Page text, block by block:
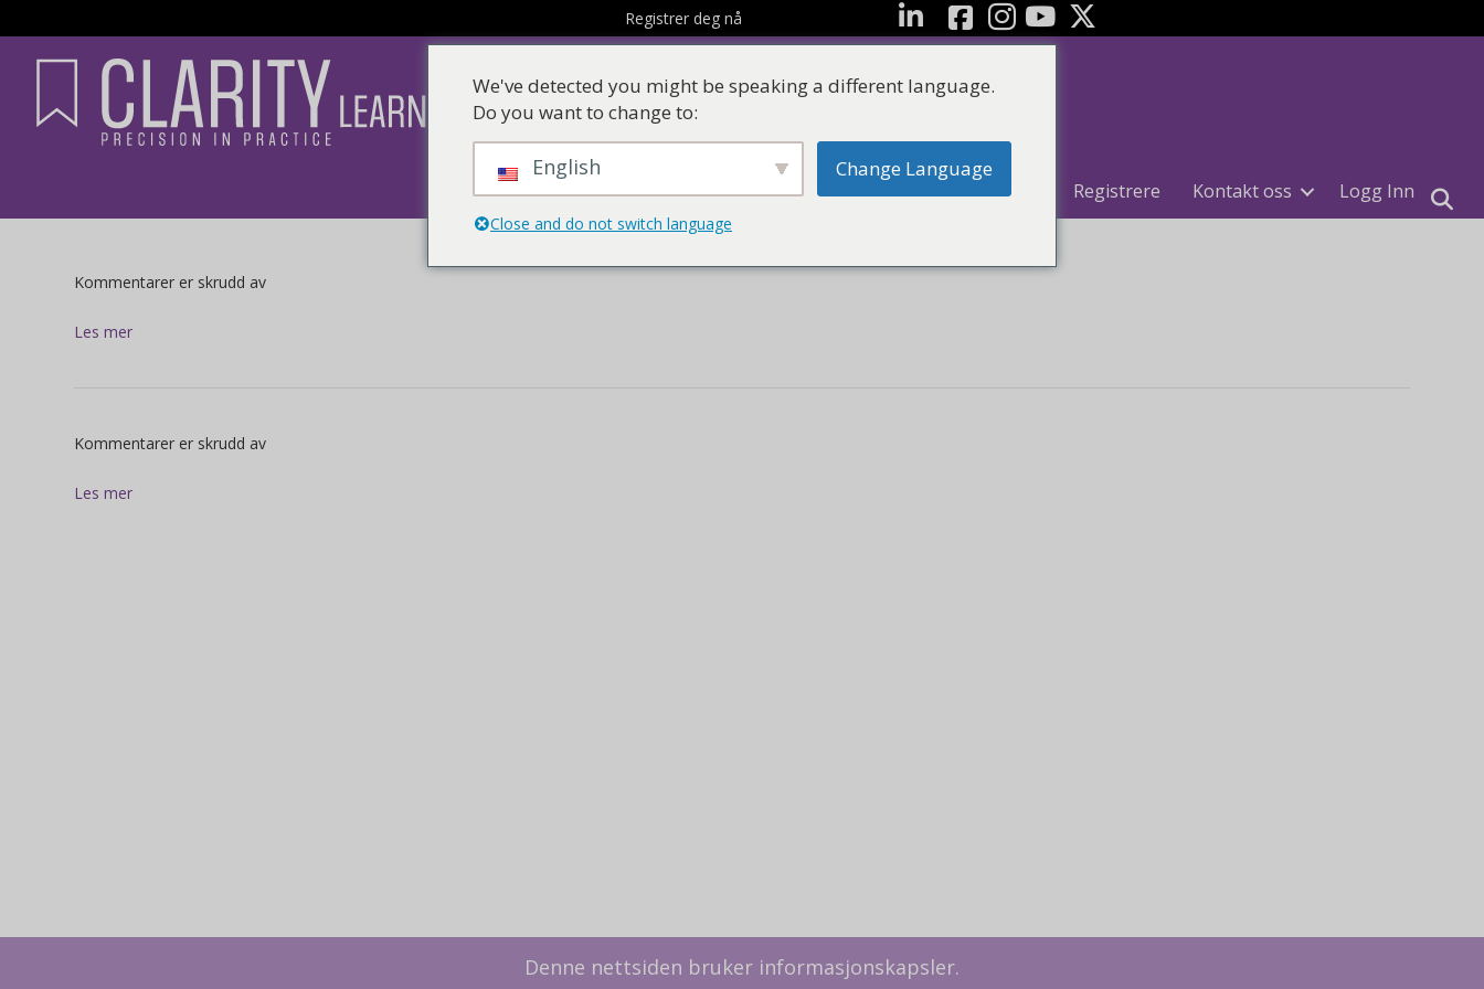
Registrer deg nå LinkedInFacebook YouTube
Ressurser Læringssuiter Registrere Kontakt oss Logg Inn
Kommentarer er skrudd avfor
Les mer
Kommentarer er skrudd avfor
Les mer
We've detected you might be speaking a different language.
Do you want to change to:
English Change Language
Close and do not switch language
Denne nettsiden bruker informasjonskapsler.